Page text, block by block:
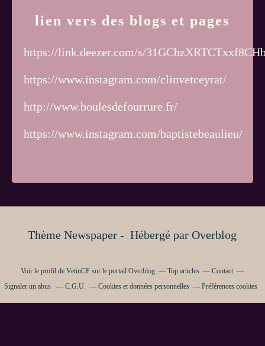
lien vers des blogs et pages
https://link.deezer.com/s/
https://www.instagram.com/clinvetceyrat/
http://www.boulesdefourrure.fr/
https://www.instagram.com/baptistebeaulieu/
Thème Newspaper - Hébergé parOverblog
Voir le profil deVetinCF sur le portail Overblog Top articles
Contact
Signaler un abus
C.G.U. Cookies et données personnelles Préférences cookies